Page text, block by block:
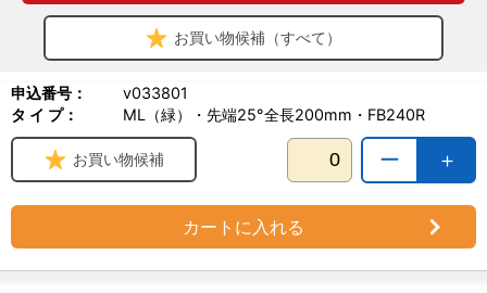
お買い物候補（すべて）
申込番号：
v033801
タ イ プ：
ML（緑）・先端25°全長200mm・FB240R
＋
ー
お買い物候補
カートに入れる